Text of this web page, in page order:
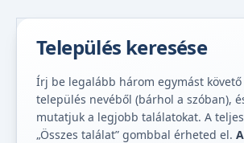
Település keresése
Írj be legalább három egymást
település nevéből (bárhol a szóban),
mutatjuk a legjobb találatokat. A
„Összes találat” gombbal érheted el.